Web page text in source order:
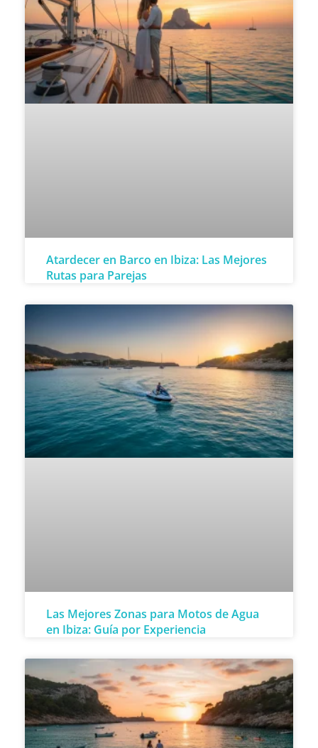
Atardecer en Barco en Ibiza: Las Mejores
Rutas para Parejas
Las Mejores Zonas para Motos de Agua
en Ibiza: Guía por Experiencia